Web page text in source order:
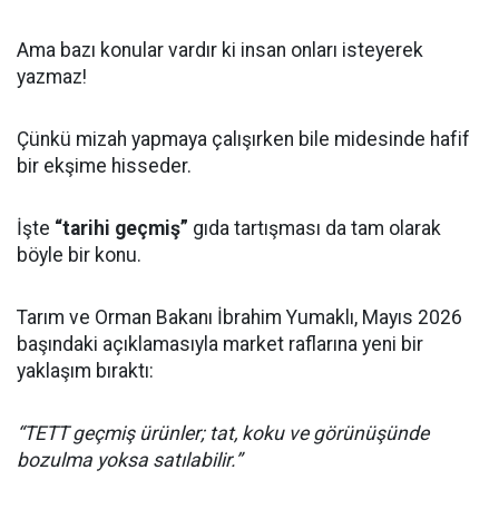
Ama bazı konular vardır ki insan onları isteyerek
yazmaz!
Çünkü mizah yapmaya çalışırken bile midesinde hafif
bir ekşime hisseder.
İşte “tarihi geçmiş” gıda tartışması da tam olarak
böyle bir konu.
Tarım ve Orman Bakanı İbrahim Yumaklı, Mayıs 2026
başındaki açıklamasıyla market raflarına yeni bir
yaklaşım bıraktı:
“TETT geçmiş ürünler; tat, koku ve görünüşünde
bozulma yoksa satılabilir.”